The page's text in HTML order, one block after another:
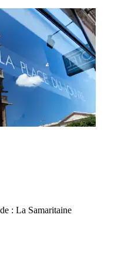
: La Samaritaine